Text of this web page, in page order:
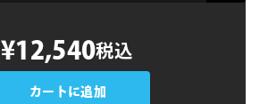
¥12,540税込
カートに追加